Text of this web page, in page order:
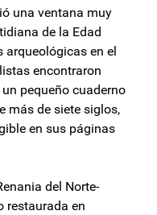
una ventana muy
de la Edad
en el
encontraron
pequeño cuaderno
más de siete siglos,
en sus páginas
del Norte-
restaurada en